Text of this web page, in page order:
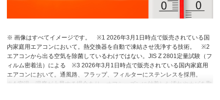
※ 画像はすべてイメージです。
※1 2026年3月1日時点で販売されている国
内家庭用エアコンにおいて。熱交換器を自動で凍結させ洗浄する技術。
※2
エアコンから出る空気を除菌しているわけではない。JIS Z 2801定量試験（フ
ィルム密着法）による
※3 2026年3月1日時点で販売されている国内家庭用
エアコンにおいて。通風路、フラップ、フィルターにステンレスを採用。
※4 室温・湿度が上昇する場合あり。オフシーズンに付着した汚れやカビを取